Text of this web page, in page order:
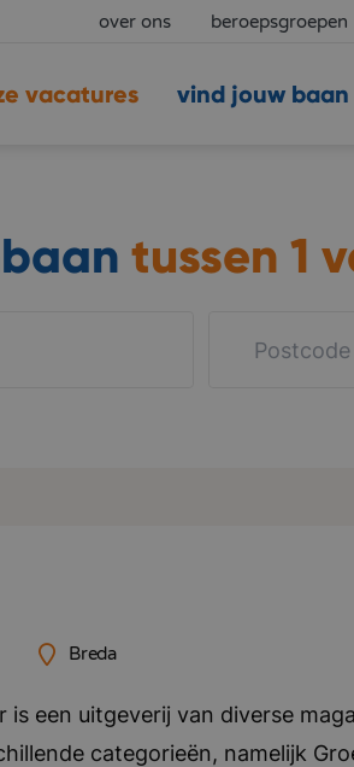
over ons beroepsgroepen
vind jouw baan
vacatures
tussen 1
Breda
is een uitgeverij van diverse
categorieën, namelijk